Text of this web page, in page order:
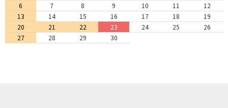
6
7 8 9 10 11
12
13
14 15 16 17 18
19
20
21 22 23 24 25
26
27
28 29 30